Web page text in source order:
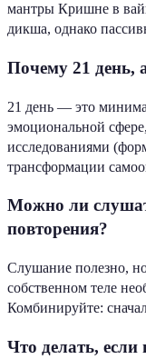
мантры Кришне в
дикша, однако
Почему 21 день,
21 день — это
эмоциональной
исследованиями
трансформации
Можно ли
повторения?
Слушание полезно,
собственном теле
Комбинируйте:
Что делать, если